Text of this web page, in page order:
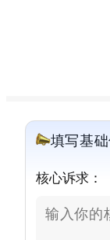
填写基
核心诉求：